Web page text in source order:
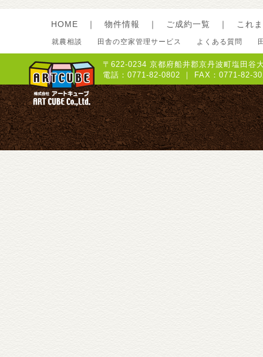
HOME ｜ 物件情報 ｜ ご成約一覧 ｜ これ
就農相談 田舎の空家管理サービス よくある質問
〒622-0234 京都府船井郡京丹波町塩田谷
電話：0771-82-0802 ｜ FAX：0771-82-